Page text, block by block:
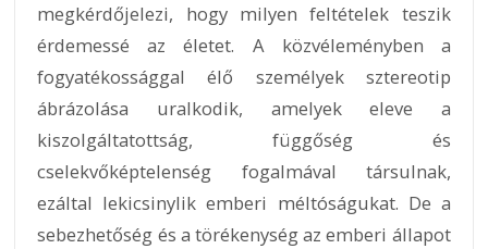
megkérdőjelezi, hogy milyen feltételek teszik
érdemessé az életet. A közvéleményben a
fogyatékossággal élő személyek sztereotip
ábrázolása uralkodik, amelyek eleve a
kiszolgáltatottság, függőség és
cselekvőképtelenség fogalmával társulnak,
ezáltal lekicsinylik emberi méltóságukat. De a
sebezhetőség és a törékenység az emberi állapot